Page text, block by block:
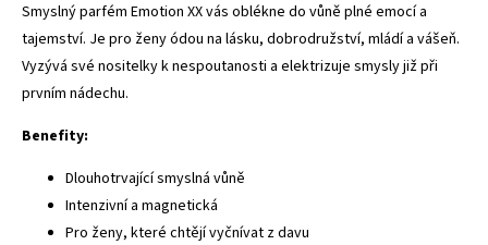
Smyslný parfém Emotion XX vás oblékne do vůně plné emocí a
tajemství. Je pro ženy ódou na lásku, dobrodružství, mládí a vášeň.
Vyzývá své nositelky k nespoutanosti a elektrizuje smysly již při
prvním nádechu.
Benefity:
Dlouhotrvající smyslná vůně
Intenzivní a magnetická
Pro ženy, které chtějí vyčnívat z davu